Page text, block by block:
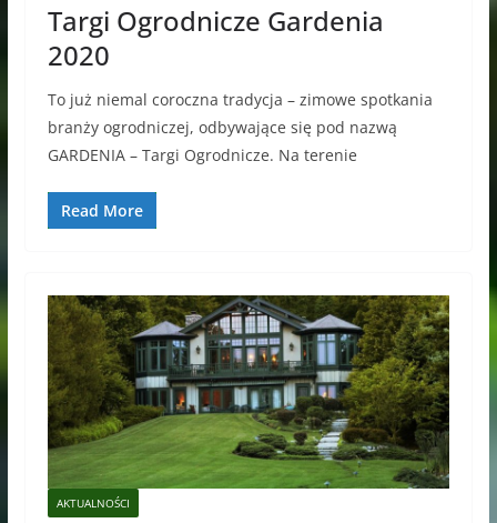
Targi Ogrodnicze Gardenia
2020
To już niemal coroczna tradycja – zimowe spotkania
branży ogrodniczej, odbywające się pod nazwą
GARDENIA – Targi Ogrodnicze. Na terenie
Read More
AKTUALNOŚCI